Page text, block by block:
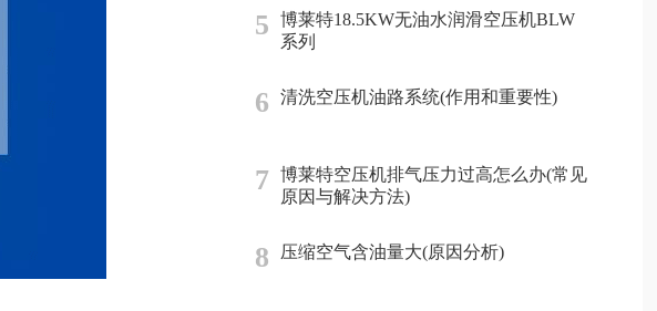
5
博莱特18.5KW无油水润滑空压机BLW
系列
6 清洗空压机油路系统(作用和重要性)
7
博莱特空压机排气压力过高怎么办(常见
原因与解决方法)
8 压缩空气含油量大(原因分析)